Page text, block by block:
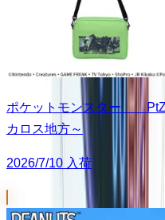
ポケットモンスター PtZ
カロス地方～
2026/7/10 入荷